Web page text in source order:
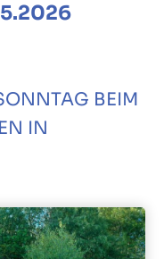
BEIM
IN